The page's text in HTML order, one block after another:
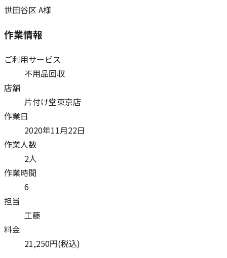
世田谷区 A様
作業情報
ご利用サービス
不用品回収
店舗
片付け堂東京店
作業日
2020年11月22日
作業人数
2人
作業時間
6
担当
工藤
料金
21,250円(税込)